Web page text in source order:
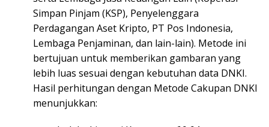
Simpan Pinjam (KSP), Penyelenggara
Perdagangan Aset Kripto, PT Pos Indonesia,
Lembaga Penjaminan, dan lain-lain). Metode ini
bertujuan untuk memberikan gambaran yang
lebih luas sesuai dengan kebutuhan data DNKI.
Hasil perhitungan dengan Metode Cakupan DNKI
menunjukkan: